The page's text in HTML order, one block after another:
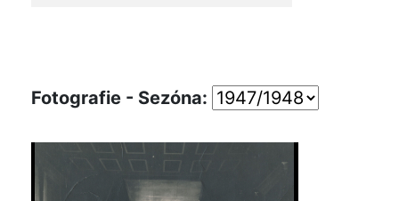
Fotografie - Sezóna: